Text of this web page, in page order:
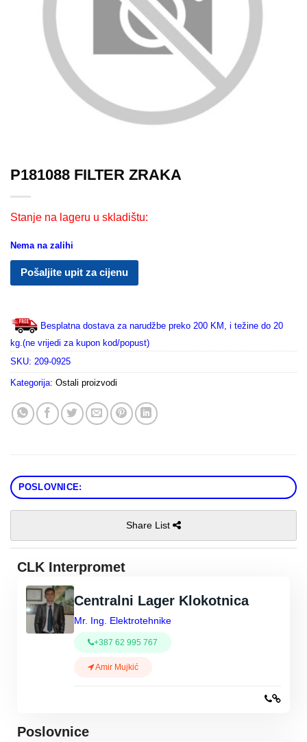
P181088 FILTER ZRAKA
Stanje na lageru u skladištu:
Nema na zalihi
Pošaljite upit za cijenu
Besplatna dostava za narudžbe preko 200 KM, i težine do 20
kg.(ne vrijedi za kupon kod/popust)
SKU: 209-0925
Kategorija: Ostali proizvodi
POSLOVNICE:
Share List
CLK Interpromet
Centralni Lager Klokotnica
Mr. Ing. Elektrotehnike
+387 62 995 767
Amir Mujkić
Poslovnice